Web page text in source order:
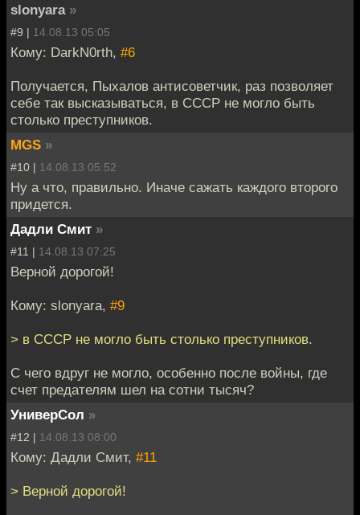
slonyara »
#9 | 14.08.13 05:05
Кому: DarkN0rth, #6
Получается, Пыхалов антисоветчик, раз позволяет
себе так высказываться, в СССР не могло быть
столько преступников.
MGS »
#10 | 14.08.13 05:52
Ну а что, правильно. Иначе сажать каждого второго
придется.
Дадли Смит »
#11 | 14.08.13 07:25
Верной дорогой!
Кому: slonyara, #9
> в СССР не могло быть столько преступников.
С чего вдруг не могло, особенно после войны, где
счет предателям шел на сотни тысяч?
УниверСол »
#12 | 14.08.13 08:00
Кому: Дадли Смит, #11
> Верной дорогой!